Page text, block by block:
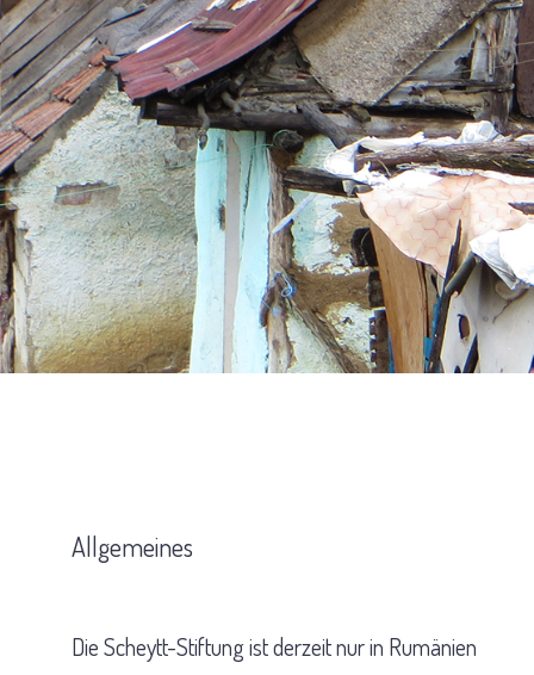
Allgemeines
Die Scheytt-Stiftung ist derzeit nur in Rumänien